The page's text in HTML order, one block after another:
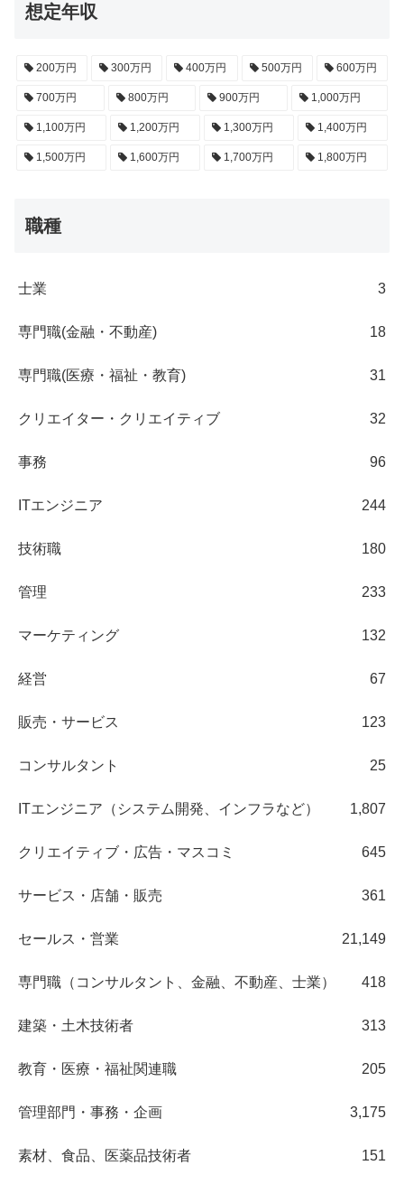
想定年収
200万円 300万円 400万円 500万円 600万円
700万円 800万円 900万円 1,000万円
1,100万円 1,200万円 1,300万円 1,400万円
1,500万円 1,600万円 1,700万円 1,800万円
職種
士業 3
専門職(金融・不動産) 18
専門職(医療・福祉・教育) 31
クリエイター・クリエイティブ 32
事務 96
ITエンジニア 244
技術職 180
管理 233
マーケティング 132
経営 67
販売・サービス 123
コンサルタント 25
ITエンジニア（システム開発、インフラなど） 1,807
クリエイティブ・広告・マスコミ 645
サービス・店舗・販売 361
セールス・営業 21,149
専門職（コンサルタント、金融、不動産、士業） 418
建築・土木技術者 313
教育・医療・福祉関連職 205
管理部門・事務・企画 3,175
素材、食品、医薬品技術者 151